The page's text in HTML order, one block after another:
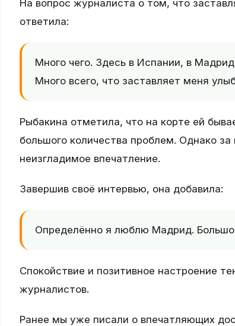
На вопрос журналиста о том, что
ответила:
Много чего. Здесь в Испании, в
Много всего, что заставляет меня
Рыбакина отметила, что на корте ей
большого количества проблем. Однако
неизгладимое впечатление.
Завершив своё интервью, она добавила:
Определённо я люблю Мадрид.
Спокойствие и позитивное настроение
журналистов.
Ранее мы уже писали о впечатляющих